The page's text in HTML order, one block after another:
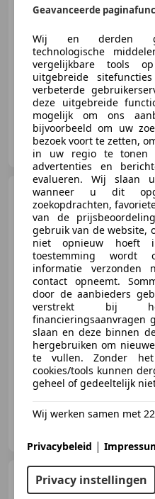
03/2021 69.471 km
FML Automotive
NL-3443 CS WOERDEN
01/2023 123.439 km
FML Automotive
Geavanceerde
Wij en derden
technologische
vergelijkbare tools
uitgebreide
verbeterde
deze uitgebreide
mogelijk om ons
bijvoorbeeld om uw
bezoek voort te zetten,
in uw regio te tonen
advertenties en
evalueren. Wij slaan
wanneer u dit
zoekopdrachten,
van de
gebruik van de website,
niet opnieuw
toestemming wordt
informatie verzonden
contact opneemt.
door de aanbieders
verstrekt bij
financieringsaanvragen
slaan en deze binnen
hergebruiken om
te vullen. Zonder
cookies/tools kunnen
geheel of gedeeltelijk
Wij werken samen met
Privacybeleid |
Privacy instellingen